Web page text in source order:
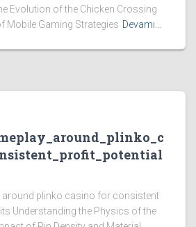
Evolution of the Chicken Crossing
Mobile Gaming Strategies Devamı…
around plinko casino for consistent
Understanding the Physics of the